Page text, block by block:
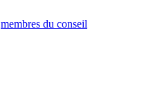
membres du conseil